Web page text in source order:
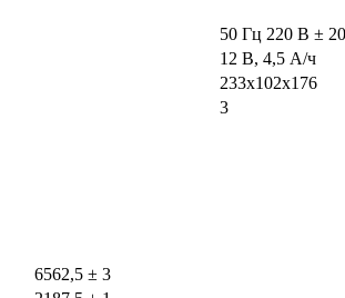
50 Гц 220 В ±
12 В, 4,5 А/ч
233х102х176
3
6562,5 ± 3